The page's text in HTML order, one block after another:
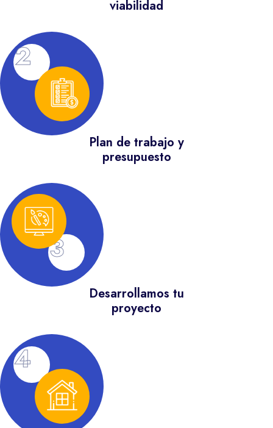
viabilidad
2
Plan de trabajo y
presupuesto
3
Desarrollamos tu
proyecto
4